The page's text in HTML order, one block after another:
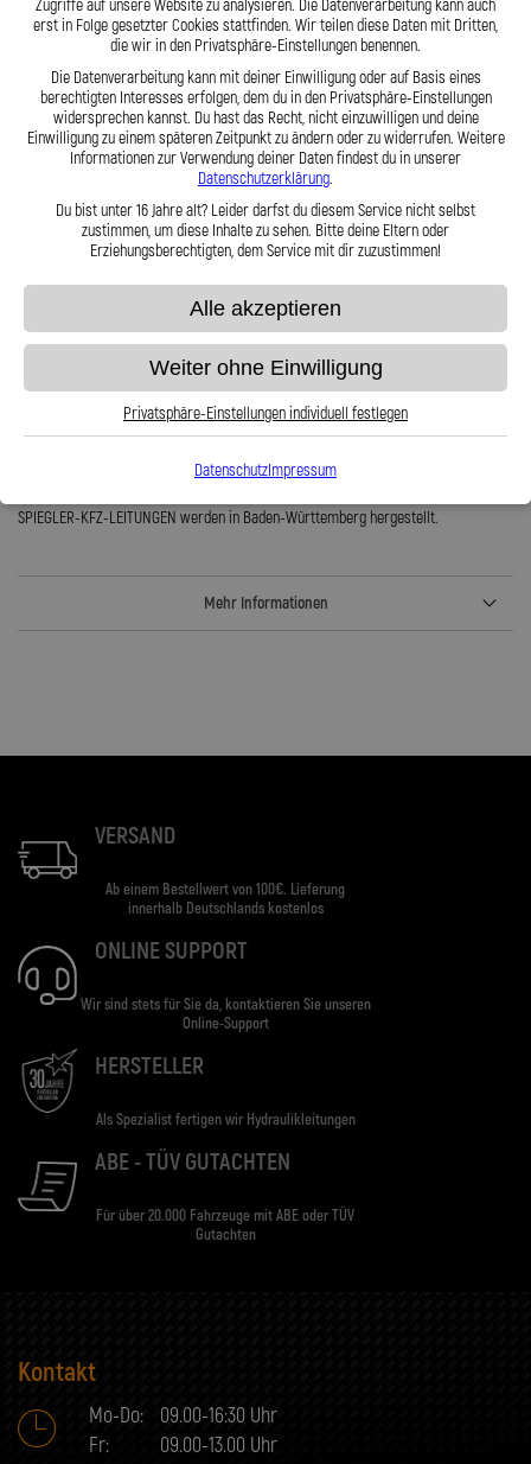
Vorteile einer Stahlflex Einspritzleitung:
Anschlüsse sind zum ausjustieren verdrehbar
werden
Exakter Druckpunkt
Nicht entflammbar
Sicher gegen Marderverbiss
Wir sind verifiziert und fertigen nach KBA Vorgaben
Trägt zur Leistungssteigerung bei
Druck- und Vacuum geeignet
Verhindert Leistungsverlust durch pulsieren
Nahezu unbegrenzt haltbar
Lieferumfang:
6x Stahlflex Einspritzleitungen + Kupfer Dichtringe (falls benötigt)
Stahlflex Einspritzleitungen für Ihren Porsche Panamera 4S sind im Gegensatz zu
den originalen Gummischläuchen nahezu unbegrenzt haltbar.
Zu unsere Stärken gehören Sonder- und Serienanfertigungen. Dabei erfüllen wir
Für Ihren Porsche Panamera 4S verwenden wir hochfeste Edelstahlanschlüsse.
SPIEGLER-KFZ-LEITUNGEN werden in Baden-Württemberg hergestellt.
Mehr Informationen
VERSAND
Ab einem Bestellwert von 100€. Lieferung
innerhalb Deutschlands kostenlos
ONLINE SUPPORT
Wir sind stets für Sie da, kontaktieren Sie unseren
Online-Support
HERSTELLER
Als Spezialist fertigen wir Hydraulikleitungen
ABE - TÜV GUTACHTEN
Für über 20.000 Fahrzeuge mit ABE oder TÜV
Gutachten
Kontakt
Mo-Do:
09.00-16:30 Uhr
Fr:
09.00-13.00 Uhr
Zugriffe auf unsere Website zu analysieren. Die Datenverarbeitung kann auch
erst in Folge gesetzter Cookies stattfinden. Wir teilen diese Daten mit Dritten,
die wir in den Privatsphäre-Einstellungen benennen.
Die Datenverarbeitung kann mit deiner Einwilligung oder auf Basis eines
berechtigten Interesses erfolgen, dem du in den Privatsphäre-Einstellungen
widersprechen kannst. Du hast das Recht, nicht einzuwilligen und deine
Einwilligung zu einem späteren Zeitpunkt zu ändern oder zu widerrufen. Weitere
Informationen zur Verwendung deiner Daten findest du in unserer
Datenschutzerklärung.
Du bist unter 16 Jahre alt? Leider darfst du diesem Service nicht selbst
zustimmen, um diese Inhalte zu sehen. Bitte deine Eltern oder
Erziehungsberechtigten, dem Service mit dir zuzustimmen!
Alle akzeptieren
Weiter ohne Einwilligung
Privatsphäre-Einstellungen individuell festlegen
DatenschutzImpressum